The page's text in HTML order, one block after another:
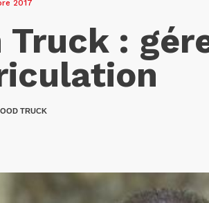
2017
Truck :
TRUCK